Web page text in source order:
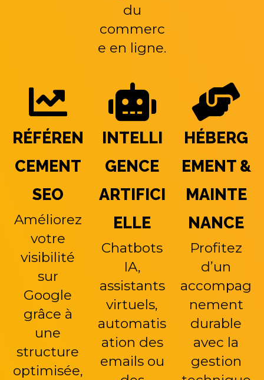
du
commerc
e en ligne.
RÉFÉREN
CEMENT
SEO
Améliorez
votre
visibilité
sur
Google
grâce à
une
structure
optimisée,
INTELLI
GENCE
ARTIFICI
ELLE
Chatbots
IA,
assistants
virtuels,
automatis
ation des
emails ou
HÉBERG
EMENT &
MAINTE
NANCE
Profitez
d’un
accompag
nement
durable
avec la
gestion